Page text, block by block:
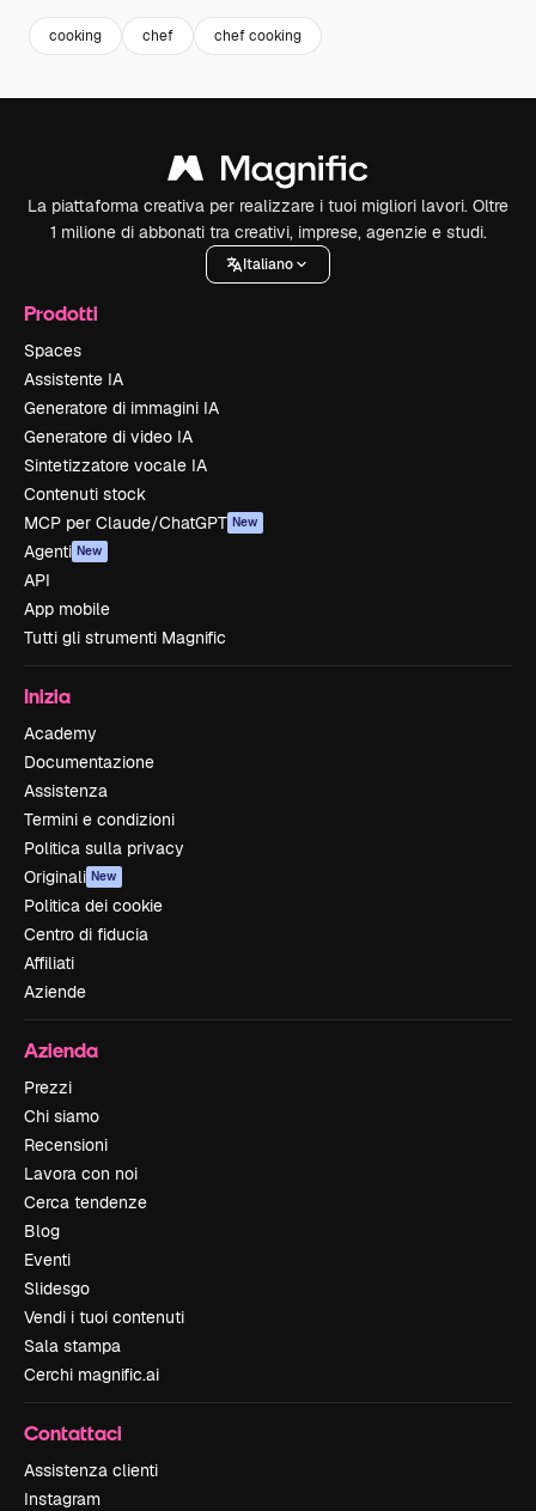
cooking chef chef cooking
La piattaforma creativa per realizzare i tuoi migliori lavori. Oltre
1 milione di abbonati tra creativi, imprese, agenzie e studi.
Italiano
Prodotti
Spaces
Assistente IA
Generatore di immagini IA
Generatore di video IA
Sintetizzatore vocale IA
Contenuti stock
MCP per Claude/ChatGPT New
Agenti New
API
App mobile
Tutti gli strumenti Magnific
Inizia
Academy
Documentazione
Assistenza
Termini e condizioni
Politica sulla privacy
Originali New
Politica dei cookie
Centro di fiducia
Affiliati
Aziende
Azienda
Prezzi
Chi siamo
Recensioni
Lavora con noi
Cerca tendenze
Blog
Eventi
Slidesgo
Vendi i tuoi contenuti
Sala stampa
Cerchi magnific.ai
Contattaci
Assistenza clienti
Instagram